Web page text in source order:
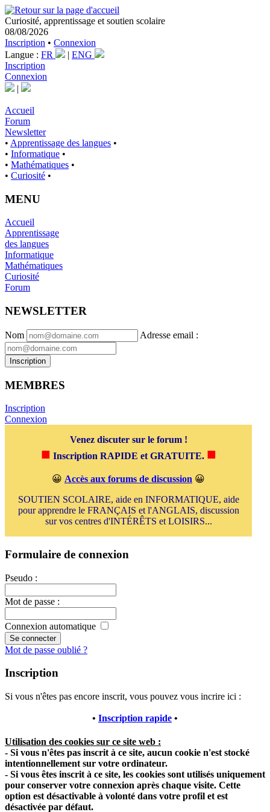
Curiosité, apprentissage et soutien scolaire
08/08/2026
Inscription • Connexion
Langue : FR | ENG
Inscription
Connexion
|
Accueil
Forum
Newsletter
• Apprentissage des langues •
• Informatique •
• Mathématiques •
• Curiosité •
MENU
Accueil
Apprentissage
des langues
Informatique
Mathématiques
Curiosité
Forum
NEWSLETTER
Nom Adresse email :
Inscription
MEMBRES
Inscription
Connexion
Venez discuter sur le forum !
■ Inscription RAPIDE et GRATUITE. ■
😀 Accès aux forums de discussion 😀
SOUTIEN SCOLAIRE, aide en INFORMATIQUE, aide
pour apprendre le FRANÇAIS et l'ANGLAIS, discussion
sur vos centres d'INTÉRÊTS et LOISIRS...
Formulaire de connexion
Pseudo :
Mot de passe :
Connexion automatique
Mot de passe oublié ?
Inscription
Si vous n'êtes pas encore inscrit, vous pouvez vous incrire ici :
• Inscription rapide •
Utilisation des cookies sur ce site web :
- Si vous n'êtes pas inscrit à ce site, aucun cookie n'est stocké
intentionnellement sur votre ordinateur.
- Si vous êtes inscrit à ce site, les cookies sont utilisés uniquement
pour conserver votre connexion après chaque visite. Cette
option est désactivable à volonté dans votre profil et est
désactivée par défaut.